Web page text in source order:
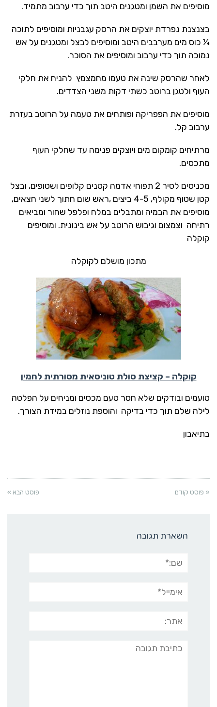
מוסיפים את השמן ומטגנים היטב תוך כדי ערבוב מתמיד.
בצנצנת נפרדת יוצקים את הרסק עגבניות ומוסיפים לתוכה
¼ כוס מים מערבבים היטב ומוסיפים לבצל ומטגנים על אש
נמוכה תוך כדי ערבוב ומוסיפים את הסוכר.
לאחר שהרסק שינה את טעמו מחמצמץ להניח את חלקי
העוף ולטגן ברוטב כשתי דקות משני הצדדים.
מוסיפים את הפפריקה ופותחים את טעמה על הרוטב בעזרת
ערבוב קל.
מרתיחים קומקום מים ויוצקים פנימה עד שחלקי העוף
מתכסים.
מכניסים לסיר 2 תפוחי אדמה קטנים קלופים ושטופים, ובצל
קטן שטוף מקולף, 4-5 ביצים ,ראש שום חתוך לשני חצאים,
מוסיפים את הבמיה ומתבלים במלח ופלפל שחור ומביאים
רתיחה וצמצום וגיבוש הרוטב על אש בינונית. ומוסיפים
קוקלה
מתכון מושלם לקוקלה
קוקלה – קציצת סולת טוניסאית מסורתית לחמין
טועמים ובודקים שלא חסר טעם מכסים ומניחים על הפלטה
לילה שלם תוך כדי בדיקה והוספת נוזלים במידת הצורך.
בתיאבון
« פוסט קודם פוסט הבא »
השארת תגובה
אימייל*
תגובה